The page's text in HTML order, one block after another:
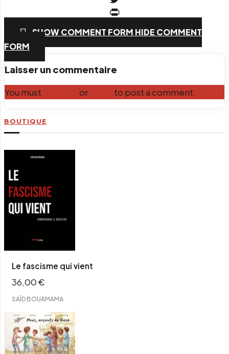
SHOW COMMENT FORM HIDE COMMENT
FORM
Laisser un commentaire
You must or to post a comment.
BOUTIQUE
Le fascisme qui vient
36,00€
SAÏD BOUAMAMA